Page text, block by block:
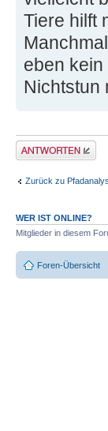
Tiere hilft
eben
Nichtstun
Antwort erstellen
Zurück zu
WER IST ONLINE?
Mitglieder in diesem
Foren-Übersicht